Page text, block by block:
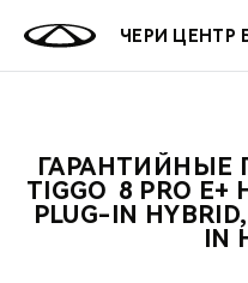
ЧЕРИ ЦЕНТР
О
ГАРАНТИЙНЫЕ
TIGGO 8 PRO Е+
PLUG-IN
IN